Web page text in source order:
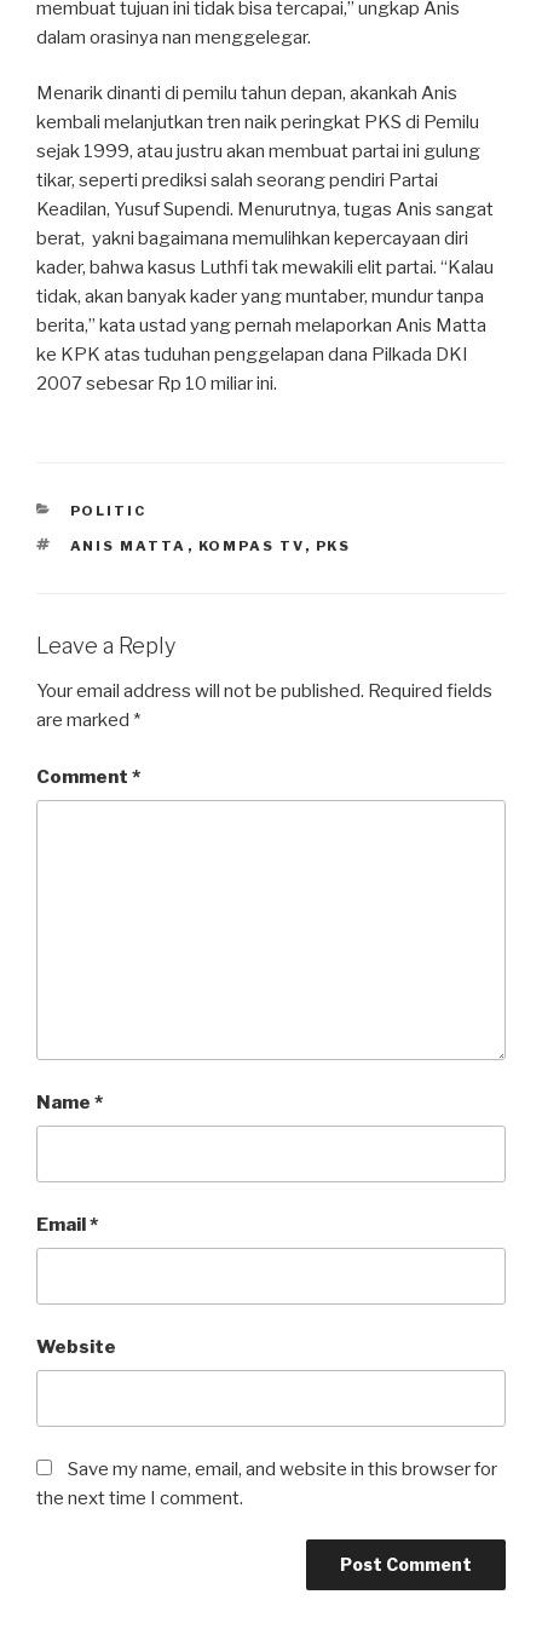
membuat tujuan ini tidak bisa tercapai,” ungkap Anis
dalam orasinya nan menggelegar.
Menarik dinanti di pemilu tahun depan, akankah Anis
kembali melanjutkan tren naik peringkat PKS di Pemilu
sejak 1999, atau justru akan membuat partai ini gulung
tikar, seperti prediksi salah seorang pendiri Partai
Keadilan, Yusuf Supendi. Menurutnya, tugas Anis sangat
berat, yakni bagaimana memulihkan kepercayaan diri
kader, bahwa kasus Luthfi tak mewakili elit partai. “Kalau
tidak, akan banyak kader yang muntaber, mundur tanpa
berita,” kata ustad yang pernah melaporkan Anis Matta
ke KPK atas tuduhan penggelapan dana Pilkada DKI
2007 sebesar Rp 10 miliar ini.
CATEGORIES
POLITIC
TAGS
ANIS MATTA , KOMPAS TV , PKS
Leave a Reply
Your email address will not be published. Required fields
are marked *
Comment *
Name *
Email*
Website
Save my name, email, and website in this browser for
the next time I comment.